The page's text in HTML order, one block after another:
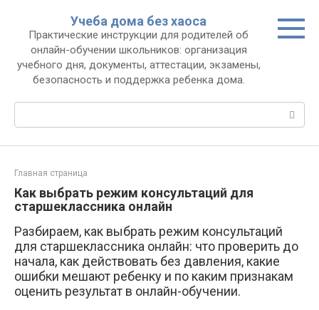
контенту
Учеба дома без хаоса
Практические инструкции для родителей об
онлайн-обучении школьников: организация
учебного дня, документы, аттестации, экзамены,
безопасность и поддержка ребенка дома.
Поиск:
Главная страница
Как выбрать режим консультаций для
старшеклассника онлайн
Разбираем, как выбрать режим консультаций
для старшеклассника онлайн: что проверить до
начала, как действовать без давления, какие
ошибки мешают ребенку и по каким признакам
оценить результат в онлайн-обучении.